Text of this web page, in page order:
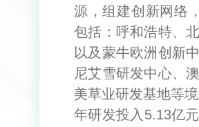
源，组建创新网络
包括：呼和浩特、
以及蒙牛欧洲创新
尼艾雪研发中心、
美草业研发基地等
年研发投入5.13亿